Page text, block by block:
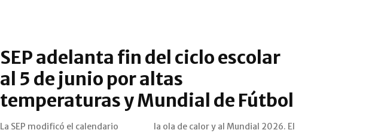
SEP adelanta fin del ciclo escolar
al 5 de junio por altas
temperaturas y Mundial de Fútbol
La SEP modificó el calendario
la ola de calor y al Mundial 2026. El